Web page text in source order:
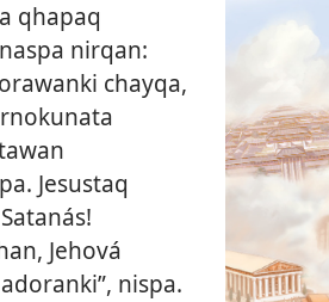
qhapaq
nirqan:
chayqa,
Jesustaq
Jehová
nispa.